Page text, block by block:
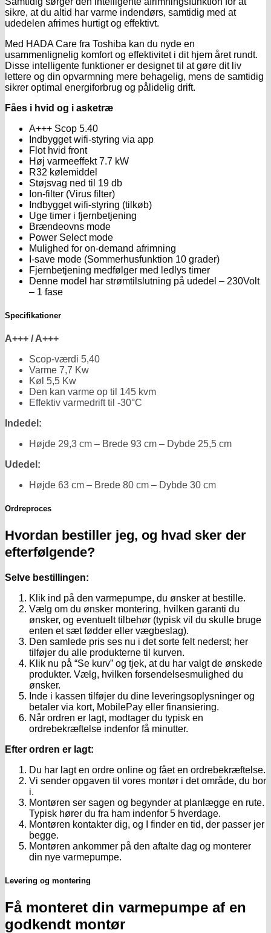
sikre, at du altid har varme indendørs, samtidig med at
udedelen afrimes hurtigt og effektivt.
Med HADA Care fra Toshiba kan du nyde en
usammenlignelig komfort og effektivitet i dit hjem året rundt.
Disse intelligente funktioner er designet til at gøre dit liv
lettere og din opvarmning mere behagelig, mens de samtidig
sikrer optimal energiforbrug og pålidelig drift.
Fåes i hvid og i asketræ
A+++ Scop 5.40
Indbygget wifi-styring via app
Flot hvid front
Høj varmeeffekt 7.7 kW
R32 kølemiddel
Støjsvag ned til 19 db
Ion-filter (Virus filter)
Indbygget wifi-styring (tilkøb)
Uge timer i fjernbetjening
Brændeovns mode
Power Select mode
Mulighed for on-demand afrimning
I-save mode (Sommerhusfunktion 10 grader)
Fjernbetjening medfølger med ledlys timer
Denne model har strømtilslutning på udedel – 230Volt
– 1 fase
Specifikationer
A+++ / A+++
Scop-værdi 5,40
Varme 7,7 Kw
Køl 5,5 Kw
Den kan varme op til 145 kvm
Effektiv varmedrift til -30°C
Indedel:
Højde 29,3 cm – Brede 93 cm – Dybde 25,5 cm
Udedel:
Højde 63 cm – Brede 80 cm – Dybde 30 cm
Ordreproces
Hvordan bestiller jeg, og hvad sker der
efterfølgende?
Selve bestillingen:
Klik ind på den varmepumpe, du ønsker at bestille.
Vælg om du ønsker montering, hvilken garanti du
ønsker, og eventuelt tilbehør (typisk vil du skulle bruge
enten et sæt fødder eller vægbeslag).
Den samlede pris ses nu i det sorte felt nederst; her
tilføjer du alle produkterne til kurven.
Klik nu på “Se kurv” og tjek, at du har valgt de ønskede
produkter. Vælg, hvilken forsendelsesmulighed du
ønsker.
Inde i kassen tilføjer du dine leveringsoplysninger og
betaler via kort, MobilePay eller finansiering.
Når ordren er lagt, modtager du typisk en
ordrebekræftelse indenfor få minutter.
Efter ordren er lagt:
Du har lagt en ordre online og fået en ordrebekræftelse.
Vi sender opgaven til vores montør i det område, du bor
i.
Montøren ser sagen og begynder at planlægge en rute.
Typisk hører du fra ham indenfor 5 hverdage.
Montøren kontakter dig, og I finder en tid, der passer jer
begge.
Montøren ankommer på den aftalte dag og monterer
din nye varmepumpe.
Levering og montering
Få monteret din varmepumpe af en
godkendt montør